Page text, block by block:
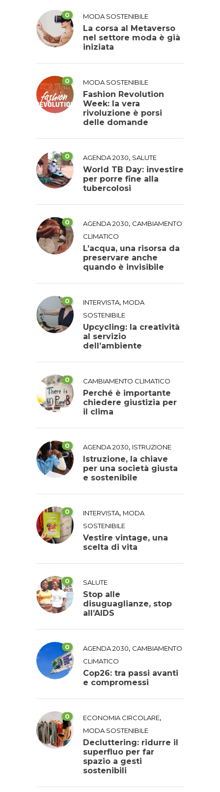
0 MODA SOSTENIBILE
La corsa al Metaverso
nel settore moda è già
iniziata
0 MODA SOSTENIBILE
Fashion Revolution
Week: la vera
rivoluzione è porsi
delle domande
0 AGENDA 2030, SALUTE
World TB Day: investire
per porre fine alla
tubercolosi
0 AGENDA 2030, CAMBIAMENTO
CLIMATICO
L’acqua, una risorsa da
preservare anche
quando è invisibile
0 INTERVISTA, MODA
SOSTENIBILE
Upcycling: la creatività
al servizio
dell’ambiente
0 CAMBIAMENTO CLIMATICO
Perché è importante
chiedere giustizia per
il clima
0 AGENDA 2030, ISTRUZIONE
Istruzione, la chiave
per una società giusta
e sostenibile
0 INTERVISTA, MODA
SOSTENIBILE
Vestire vintage, una
scelta di vita
0 SALUTE
Stop alle
disuguaglianze, stop
all’AIDS
0 AGENDA 2030, CAMBIAMENTO
CLIMATICO
Cop26: tra passi avanti
e compromessi
0 ECONOMIA CIRCOLARE,
MODA SOSTENIBILE
Decluttering: ridurre il
superfluo per far
spazio a gesti
sostenibili